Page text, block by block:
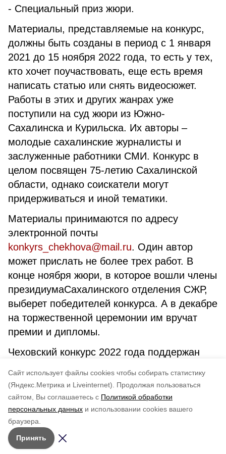
Cайт использует файлы cookies чтобы собирать статистику
(Яндекс.Метрика и Liveinternet).
Продолжая пользоваться
сайтом, Вы соглашаетесь с Политикой обработки
персональных данных и использовании cookies вашего
браузера.
Принять
- Специальный приз жюри.
Материалы, представляемые на конкурс,
должны быть созданы в период с 1 января
2021 до 15 ноября 2022 года, то есть у тех,
кто хочет поучаствовать, еще есть время
написать статью или снять видеосюжет.
Работы в этих и других жанрах уже
поступили на суд жюри из Южно-
Сахалинска и Курильска. Их авторы –
молодые сахалинские журналисты и
заслуженные работники СМИ. Конкурс в
целом посвящен 75-летию Сахалинской
области, однако соискатели могут
придерживаться и иной тематики.
Материалы принимаются по адресу
электронной почты
konkyrs_chekhova@mail.ru. Один автор
может прислать не более трех работ. В
конце ноября жюри, в которое вошли члены
президиумаСахалинского отделения СЖР,
выберет победителей конкурса. А в декабре
на торжественной церемонии им вручат
премии и дипломы.
Чеховский конкурс 2022 года поддержан
области.
по оценке
5